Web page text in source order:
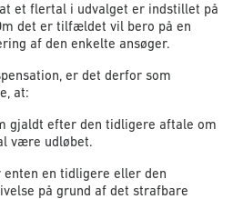
et flertal i udvalget er indstillet på
det er tilfældet vil bero på en
af den enkelte ansøger.
er det derfor som
at:
gjaldt efter den tidligere aftale om
være udløbet.
en tidligere eller den
på grund af det strafbare